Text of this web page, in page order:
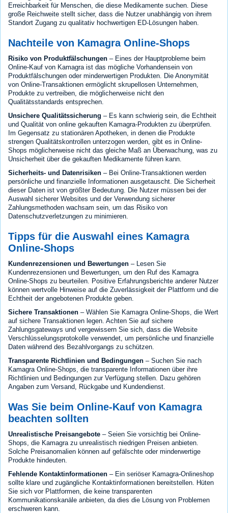
Erreichbarkeit für Menschen, die diese Medikamente suchen. Diese
große Reichweite stellt sicher, dass die Nutzer unabhängig von ihrem
Standort Zugang zu qualitativ hochwertigen ED-Lösungen haben.
Nachteile von Kamagra Online-Shops
Risiko von Produktfälschungen – Eines der Hauptprobleme beim
Online-Kauf von Kamagra ist das mögliche Vorhandensein von
Produktfälschungen oder minderwertigen Produkten. Die Anonymität
von Online-Transaktionen ermöglicht skrupellosen Unternehmen,
Produkte zu vertreiben, die möglicherweise nicht den
Qualitätsstandards entsprechen.
Unsichere Qualitätssicherung – Es kann schwierig sein, die Echtheit
und Qualität von online gekauften Kamagra-Produkten zu überprüfen.
Im Gegensatz zu stationären Apotheken, in denen die Produkte
strengen Qualitätskontrollen unterzogen werden, gibt es in Online-
Shops möglicherweise nicht das gleiche Maß an Überwachung, was zu
Unsicherheit über die gekauften Medikamente führen kann.
Sicherheits- und Datenrisiken – Bei Online-Transaktionen werden
persönliche und finanzielle Informationen ausgetauscht. Die Sicherheit
dieser Daten ist von größter Bedeutung. Die Nutzer müssen bei der
Auswahl sicherer Websites und der Verwendung sicherer
Zahlungsmethoden wachsam sein, um das Risiko von
Datenschutzverletzungen zu minimieren.
Tipps für die Auswahl eines Kamagra
Online-Shops
Kundenrezensionen und Bewertungen – Lesen Sie
Kundenrezensionen und Bewertungen, um den Ruf des Kamagra
Online-Shops zu beurteilen. Positive Erfahrungsberichte anderer Nutzer
können wertvolle Hinweise auf die Zuverlässigkeit der Plattform und die
Echtheit der angebotenen Produkte geben.
Sichere Transaktionen – Wählen Sie Kamagra Online-Shops, die Wert
auf sichere Transaktionen legen. Achten Sie auf sichere
Zahlungsgateways und vergewissern Sie sich, dass die Website
Verschlüsselungsprotokolle verwendet, um persönliche und finanzielle
Daten während des Bezahlvorgangs zu schützen.
Transparente Richtlinien und Bedingungen – Suchen Sie nach
Kamagra Online-Shops, die transparente Informationen über ihre
Richtlinien und Bedingungen zur Verfügung stellen. Dazu gehören
Angaben zum Versand, Rückgabe und Kundendienst.
Was Sie beim Online-Kauf von Kamagra
beachten sollten
Unrealistische Preisangebote – Seien Sie vorsichtig bei Online-
Shops, die Kamagra zu unrealistisch niedrigen Preisen anbieten.
Solche Preisanomalien können auf gefälschte oder minderwertige
Produkte hindeuten.
Fehlende Kontaktinformationen – Ein seriöser Kamagra-Onlineshop
sollte klare und zugängliche Kontaktinformationen bereitstellen. Hüten
Sie sich vor Plattformen, die keine transparenten
Kommunikationskanäle anbieten, da dies die Lösung von Problemen
erschweren kann.